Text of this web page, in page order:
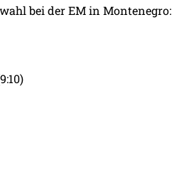
bei der EM in Montenegro: